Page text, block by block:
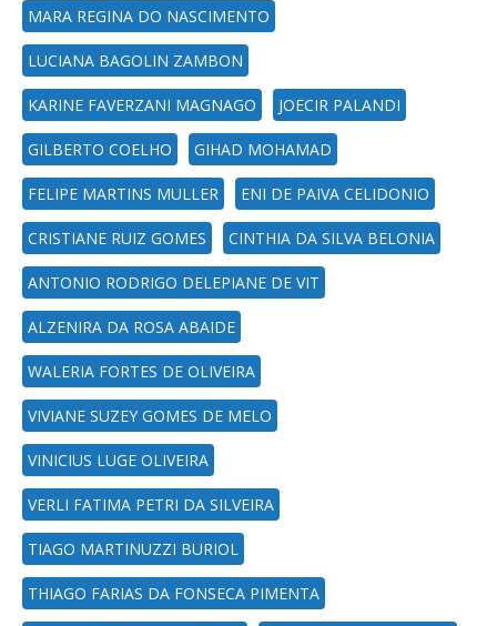
MARA REGINA DO NASCIMENTO
LUCIANA BAGOLIN ZAMBON
KARINE FAVERZANI MAGNAGO JOECIR PALANDI
GILBERTO COELHO GIHAD MOHAMAD
FELIPE MARTINS MULLER ENI DE PAIVA CELIDONIO
CRISTIANE RUIZ GOMES CINTHIA DA SILVA BELONIA
ANTONIO RODRIGO DELEPIANE DE VIT
ALZENIRA DA ROSA ABAIDE
WALERIA FORTES DE OLIVEIRA
VIVIANE SUZEY GOMES DE MELO
VINICIUS LUGE OLIVEIRA
VERLI FATIMA PETRI DA SILVEIRA
TIAGO MARTINUZZI BURIOL
THIAGO FARIAS DA FONSECA PIMENTA